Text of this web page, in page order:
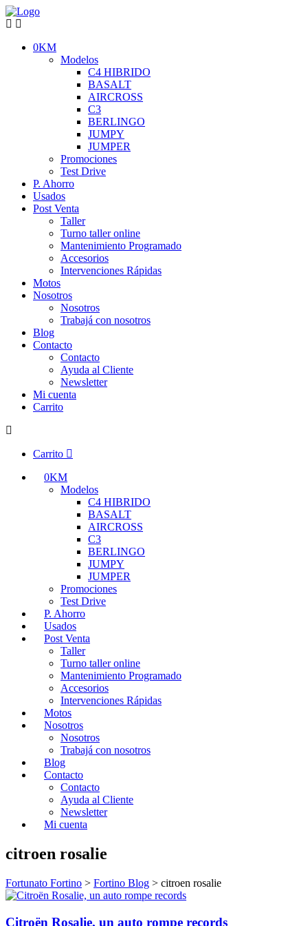
0KM
Modelos
C4 HIBRIDO
BASALT
AIRCROSS
C3
BERLINGO
JUMPY
JUMPER
Promociones
Test Drive
P. Ahorro
Usados
Post Venta
Taller
Turno taller online
Mantenimiento Programado
Accesorios
Intervenciones Rápidas
Motos
Nosotros
Nosotros
Trabajá con nosotros
Blog
Contacto
Contacto
Ayuda al Cliente
Newsletter
Mi cuenta
Carrito
Carrito
0KM
Modelos
C4 HIBRIDO
BASALT
AIRCROSS
C3
BERLINGO
JUMPY
JUMPER
Promociones
Test Drive
P. Ahorro
Usados
Post Venta
Taller
Turno taller online
Mantenimiento Programado
Accesorios
Intervenciones Rápidas
Motos
Nosotros
Nosotros
Trabajá con nosotros
Blog
Contacto
Contacto
Ayuda al Cliente
Newsletter
Mi cuenta
citroen rosalie
Fortunato Fortino > Fortino Blog > citroen rosalie
Citroën Rosalie, un auto rompe records